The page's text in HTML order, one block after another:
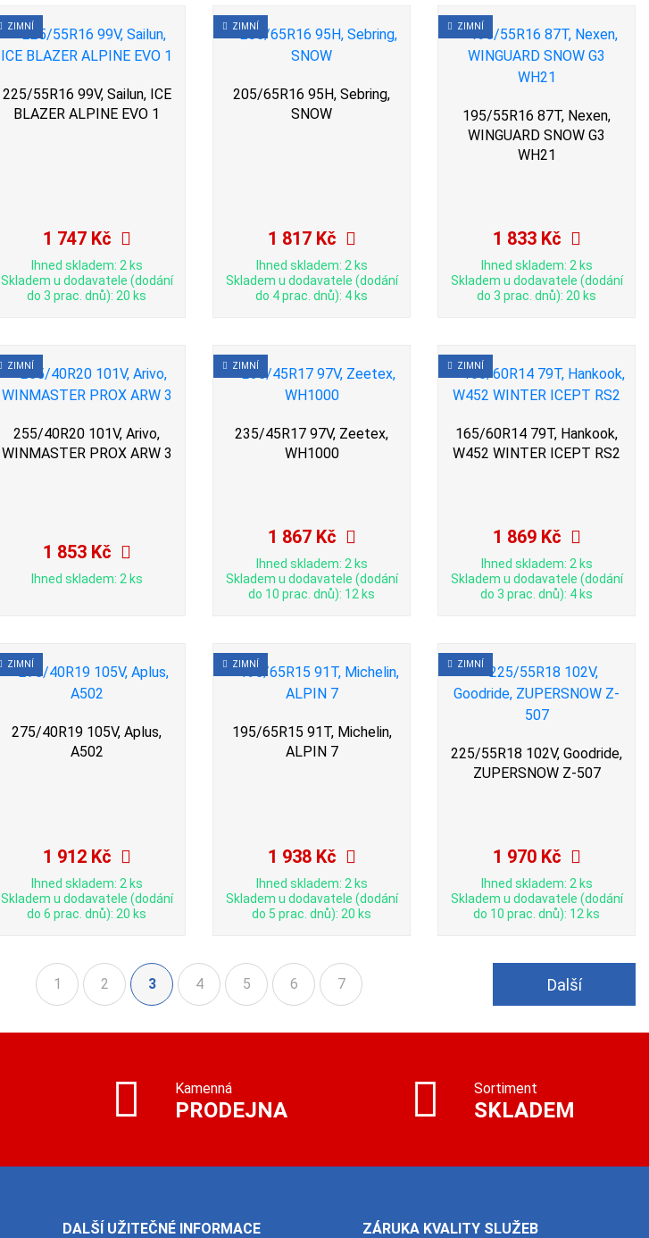
ZIMNÍ
225/55R16 99V, Sailun, ICE
BLAZER ALPINE EVO 1
1 747 Kč
Ihned skladem: 2 ks
Skladem u dodavatele (dodání
do 3 prac. dnů): 20 ks
ZIMNÍ
205/65R16 95H, Sebring,
SNOW
1 817 Kč
Ihned skladem: 2 ks
Skladem u dodavatele (dodání
do 4 prac. dnů): 4 ks
ZIMNÍ
195/55R16 87T, Nexen,
WINGUARD SNOW G3
WH21
1 833 Kč
Ihned skladem: 2 ks
Skladem u dodavatele (dodání
do 3 prac. dnů): 20 ks
ZIMNÍ
255/40R20 101V, Arivo,
WINMASTER PROX ARW 3
1 853 Kč
Ihned skladem: 2 ks
ZIMNÍ
235/45R17 97V, Zeetex,
WH1000
1 867 Kč
Ihned skladem: 2 ks
Skladem u dodavatele (dodání
do 10 prac. dnů): 12 ks
ZIMNÍ
165/60R14 79T, Hankook,
W452 WINTER ICEPT RS2
1 869 Kč
Ihned skladem: 2 ks
Skladem u dodavatele (dodání
do 3 prac. dnů): 4 ks
ZIMNÍ
275/40R19 105V, Aplus,
A502
1 912 Kč
Ihned skladem: 2 ks
Skladem u dodavatele (dodání
do 6 prac. dnů): 20 ks
ZIMNÍ
195/65R15 91T, Michelin,
ALPIN 7
1 938 Kč
Ihned skladem: 2 ks
Skladem u dodavatele (dodání
do 5 prac. dnů): 20 ks
ZIMNÍ
225/55R18 102V, Goodride,
ZUPERSNOW Z-507
1 970 Kč
Ihned skladem: 2 ks
Skladem u dodavatele (dodání
do 10 prac. dnů): 12 ks
1 2 3
(aktuální)
4 5 6 7 Další
Kamenná
PRODEJNA
Sortiment
SKLADEM
DALŠÍ UŽITEČNÉ INFORMACE ZÁRUKA KVALITY SLUŽEB